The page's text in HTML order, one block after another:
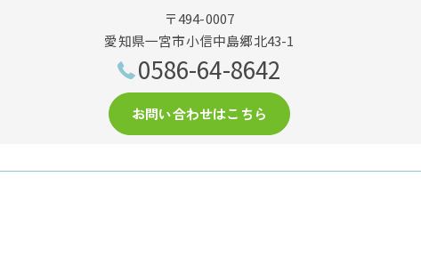
〒494-0007
愛知県一宮市小信中島郷北43-1
0586-64-8642
お問い合わせはこちら